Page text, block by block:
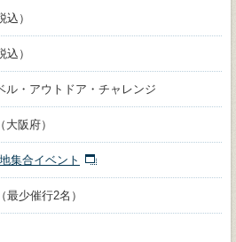
込）
込）
ル・アウトドア・チャレンジ
大阪府）
集合イベント
最少催行2名）